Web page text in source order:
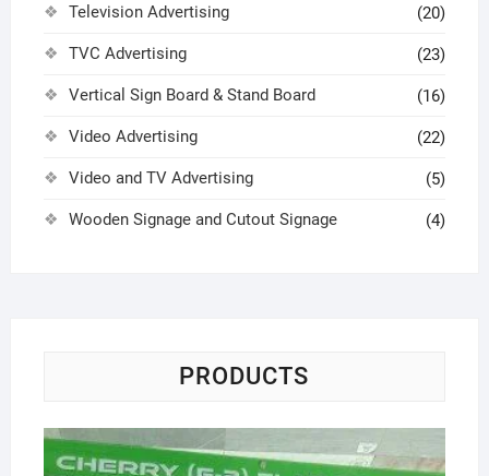
Television Advertising (20)
TVC Advertising (23)
Vertical Sign Board & Stand Board (16)
Video Advertising (22)
Video and TV Advertising (5)
Wooden Signage and Cutout Signage (4)
PRODUCTS